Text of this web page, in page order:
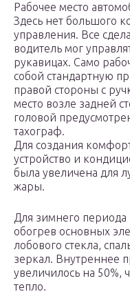
Рабочее место
Здесь нет большого
управления. Все
водитель мог
рукавицах. Само
собой стандартную
правой стороны с
место возле задней
головой
тахограф.
Для создания
устройство и
была увеличена для
жары.
Для зимнего периода
обогрев основных
лобового стекла,
зеркал. Внутреннее
увеличилось на 50%,
тепло.